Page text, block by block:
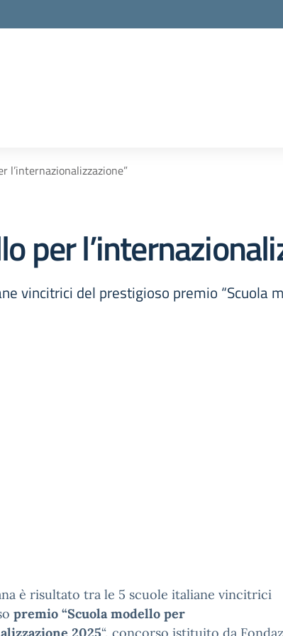
l’internazionalizzazione”
per
vincitrici del prestigioso premio “Scuola
è risultato tra le 5 scuole italiane vincitrici
premio “Scuola modello per